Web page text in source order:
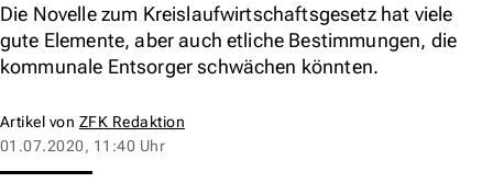
Die Novelle zum Kreislaufwirtschaftsgesetz hat viele
gute Elemente, aber auch etliche Bestimmungen, die
kommunale Entsorger schwächen könnten.
Artikel von ZFK Redaktion
01.07.2020, 11:40 Uhr